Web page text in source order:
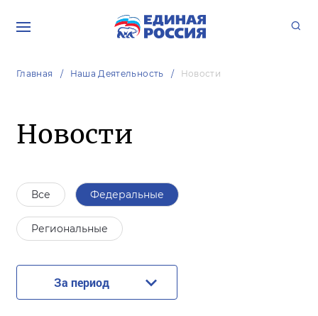
Главная Наша Деятельность Новости
Новости
Все Федеральные
Региональные
За период